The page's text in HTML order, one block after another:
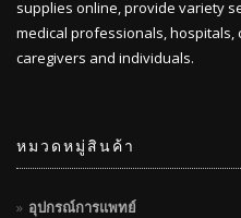
supplies online, provide variety
medical professionals, hospitals,
caregivers and individuals.
หมวดหมู่สินค้า
อุปกรณ์การแพทย์